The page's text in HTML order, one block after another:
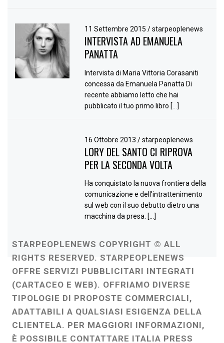
11 Settembre 2015/ starpeoplenews
INTERVISTA AD EMANUELA
PANATTA
Intervista di Maria Vittoria Corasaniti
concessa da Emanuela Panatta Di
recente abbiamo letto che hai
pubblicato il tuo primo libro […]
16 Ottobre 2013/ starpeoplenews
LORY DEL SANTO CI RIPROVA
PER LA SECONDA VOLTA
Ha conquistato la nuova frontiera della
comunicazione e dell’intrattenimento
sul web con il suo debutto dietro una
macchina da presa. […]
STARPEOPLENEWS COPYRIGHT © ALL
RIGHTS RESERVED. STARPEOPLENEWS
OFFRE SERVIZI PUBBLICITARI INTEGRATI
(CARTACEO E WEB). OFFRIAMO DIVERSE
TIPOLOGIE DI PROPOSTE COMMERCIALI,
ADATTABILI A QUALSIASI ESIGENZA DELLA
CLIENTELA. PER MAGGIORI INFORMAZIONI,
È POSSIBILE CONTATTARE ITALIA PRESS